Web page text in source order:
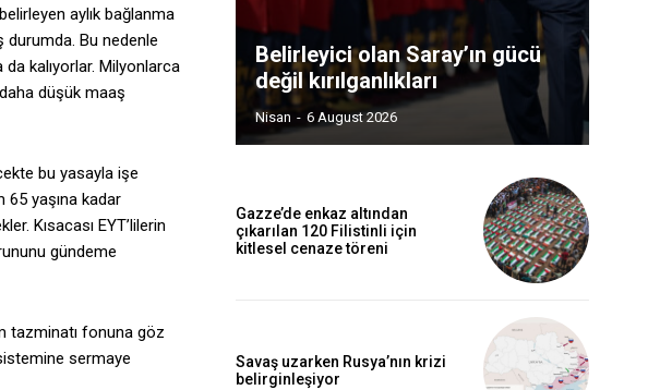
aylık bağlanma
durumda. Bu nedenle
kalıyorlar. Milyonlarca
düşük maaş
bu yasayla işe
yaşına kadar
Kısacası EYT’lilerin
gündeme
tazminatı fonuna göz
sermaye
Belirleyici olan Saray’ın gücü
değil kırılganlıkları
Nisan - 6 August 2026
Gazze’de enkaz altından
çıkarılan 120 Filistinli için
kitlesel cenaze töreni
Savaş uzarken Rusya’nın krizi
belirginleşiyor